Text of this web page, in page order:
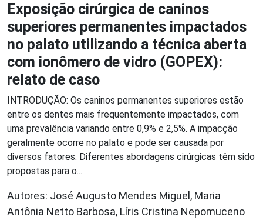
Exposição cirúrgica de caninos
superiores permanentes impactados
no palato utilizando a técnica aberta
com ionômero de vidro (GOPEX):
relato de caso
INTRODUÇÃO: Os caninos permanentes superiores estão
entre os dentes mais frequentemente impactados, com
uma prevalência variando entre 0,9% e 2,5%. A impacção
geralmente ocorre no palato e pode ser causada por
diversos fatores. Diferentes abordagens cirúrgicas têm sido
propostas para o...
Autores: José Augusto Mendes Miguel, Maria
Antônia Netto Barbosa, Líris Cristina Nepomuceno